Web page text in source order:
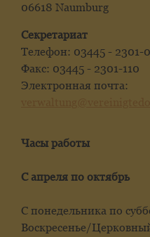
06618 Naumburg
Секретариат
Телефон: 03445 - 2301-0
Факс: 03445 - 2301-110
Электронная почта:
Часы работы
С апреля по октябрь
С понедельника по
Воскресенье/